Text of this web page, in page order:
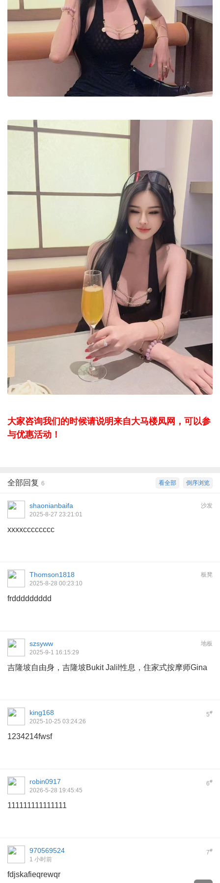
大家咨询我们的时候请说明来自大马楼凤网，可以参
与优惠活动！
倒序浏览
看全部
全部回复 6
沙发
shaonianbaifa
2025-8-27 23:21:01
xxxxcccccccc
板凳
Thomson1818
2025-8-28 00:23:10
frddddddddd
地板
szsyww
2025-9-1 16:15:29
吉隆坡自由身，吉隆坡Bukit Jalil性息，住家式按摩师Gina
5#
king168
2025-10-25 03:24:26
1234214fwsf
6#
robin0917
2026-5-28 19:45:45
111111111111111
7#
970569524
1 小时前
fdjskafieqrewqr